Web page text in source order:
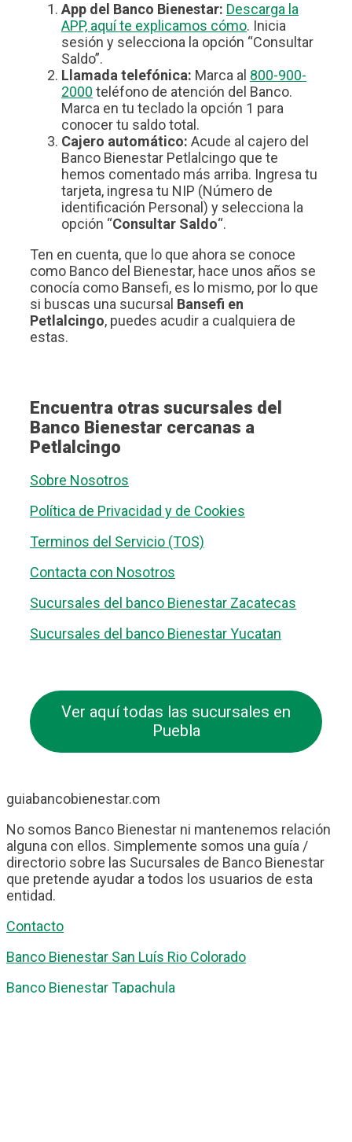
App del Banco Bienestar: Descarga la
APP, aquí te explicamos cómo. Inicia
sesión y selecciona la opción “Consultar
Saldo”.
Llamada telefónica: Marca al 800-900-
2000 teléfono de atención del Banco.
Marca en tu teclado la opción 1 para
conocer tu saldo total.
Cajero automático: Acude al cajero del
Banco Bienestar Petlalcingo que te
hemos comentado más arriba. Ingresa tu
tarjeta, ingresa tu NIP (Número de
identificación Personal) y selecciona la
opción “Consultar Saldo“.
Ten en cuenta, que lo que ahora se conoce
como Banco del Bienestar, hace unos años se
conocía como Bansefi, es lo mismo, por lo que
si buscas una sucursal Bansefi en
Petlalcingo, puedes acudir a cualquiera de
estas.
Encuentra otras sucursales del
Banco Bienestar cercanas a
Petlalcingo
Sobre Nosotros
Política de Privacidad y de Cookies
Terminos del Servicio (TOS)
Contacta con Nosotros
Sucursales del banco Bienestar Zacatecas
Sucursales del banco Bienestar Yucatan
Ver aquí todas las sucursales en
Puebla
guiabancobienestar.com
No somos Banco Bienestar ni mantenemos relación
alguna con ellos. Simplemente somos una guía /
directorio sobre las Sucursales de Banco Bienestar
que pretende ayudar a todos los usuarios de esta
entidad.
Contacto
Banco Bienestar San Luís Rio Colorado
Banco Bienestar Tapachula